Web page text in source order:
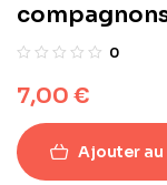
0
7,00 €
Ajouter au